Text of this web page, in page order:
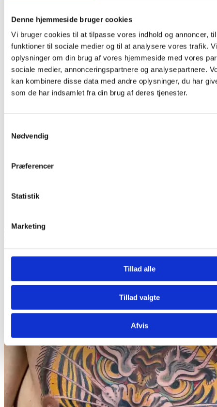
Denne hjemmeside bruger cookies
Vi bruger cookies til at tilpasse vores indhold og annoncer,
funktioner til sociale medier og til at analysere vores trafik.
oplysninger om din brug af vores hjemmeside med vores
sociale medier, annonceringspartnere og analysepartnere.
kan kombinere disse data med andre oplysninger, du har
som de har indsamlet fra din brug af deres tjenester.
Nødvendig
Præferencer
Statistik
Marketing
Tillad alle
Tillad valgte
Afvis